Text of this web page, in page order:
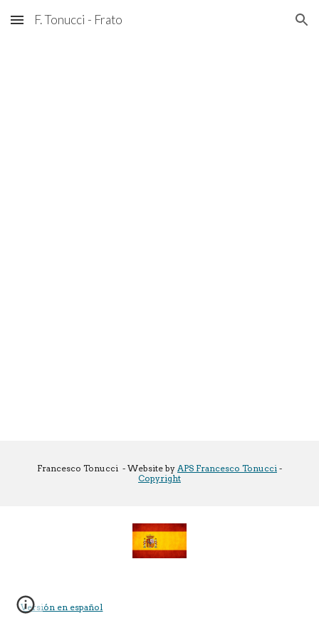
Skip to main content Skip to navigation
F. Tonucci - Frato
Francesco Tonucci - Website by APS Francesco Tonucci -
Copyright
Versión en español